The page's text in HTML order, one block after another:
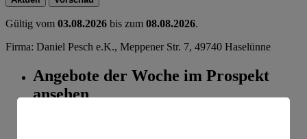
Gültig vom 03.08.2026 bis zum 08.08.2026.
Firma: Daniel Pesch e.K., Meppener Str. 7, 49740 Haselünne
Angebote der Woche im Prospekt
ansehen